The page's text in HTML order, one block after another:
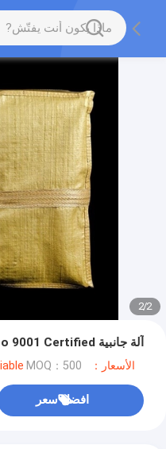
2
/
2
آلة جانبية Pp Fibc Bags Heavy Duty Iso 9001 Certified
الأسعار：negotiable MOQ：500
افضل سعر